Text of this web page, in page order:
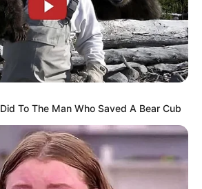
To The Man Who Saved A Bear Cub